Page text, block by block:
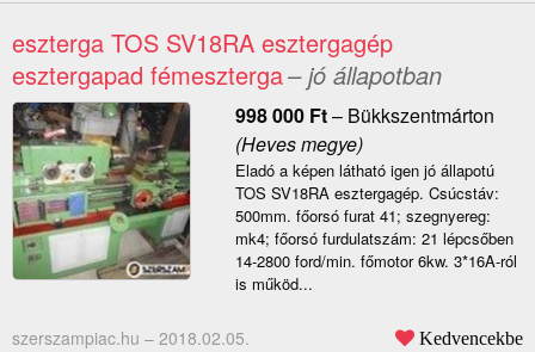
eszterga TOS SV18RA esztergagép
esztergapad fémeszterga– jó állapotban
998 000 Ft– Bükkszentmárton
(Heves megye)
Eladó a képen látható igen jó állapotú
TOS SV18RA esztergagép. Csúcstáv:
500mm. főorsó furat 41; szegnyereg:
mk4; főorsó furdulatszám: 21 lépcsőben
14-2800 ford/min. főmotor 6kw. 3*16A-ról
is működ...
szerszampiac.hu – 2018.02.05. Kedvencekbe